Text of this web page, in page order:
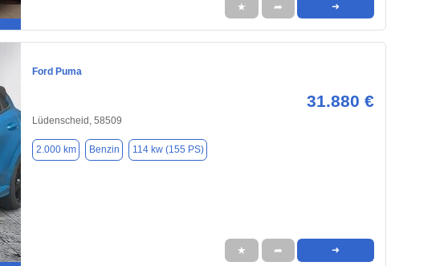
★ ➦ ➜
Ford Puma
31.880 €
Lüdenscheid, 58509
2.000 km Benzin 114 kw (155 PS)
★ ➦ ➜